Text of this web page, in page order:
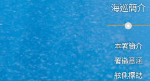
海巡簡介
本署簡介
署徽意涵
舷側標誌